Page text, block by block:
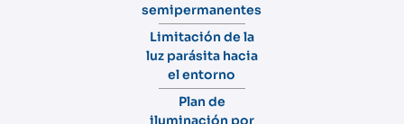
semipermanentes
Limitación de la
luz parásita hacia
el entorno
Plan de
iluminación por